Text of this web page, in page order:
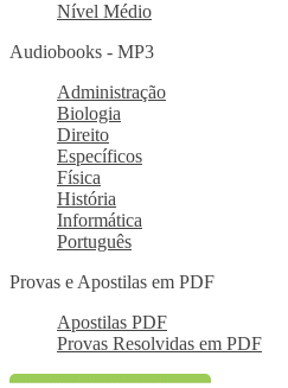
Nível Médio
Audiobooks - MP3
Administração
Biologia
Direito
Específicos
Física
História
Informática
Português
Provas e Apostilas em PDF
Apostilas PDF
Provas Resolvidas em PDF